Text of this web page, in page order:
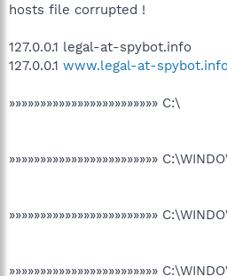
hosts file corrupted !
127.0.0.1 legal-at-spybot.info
127.0.0.1 www.legal-at-spybot.info
»»»»»»»»»»»»»»»»»»»»»»»» C:\
»»»»»»»»»»»»»»»»»»»»»»»»
»»»»»»»»»»»»»»»»»»»»»»»»
»»»»»»»»»»»»»»»»»»»»»»»»